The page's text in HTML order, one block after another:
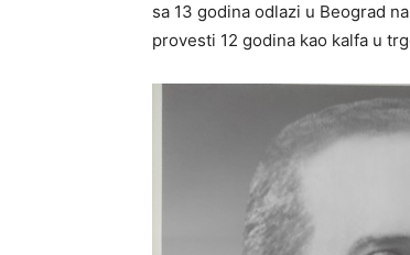
sa 13 godina odlazi u Beograd
provesti 12 godina kao kalfa u